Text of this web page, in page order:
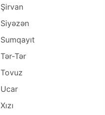
Şirvan
Siyəzən
Sumqayıt
Tər-Tər
Tovuz
Ucar
Xızı